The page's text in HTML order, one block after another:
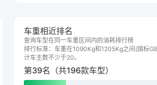
车重相近排名
查询车型在同一车重区间内的油耗排行榜
排行标准：车重在1090Kg和1205Kg之间(国标
计车主数不少于20。
第39名（共196款车型）